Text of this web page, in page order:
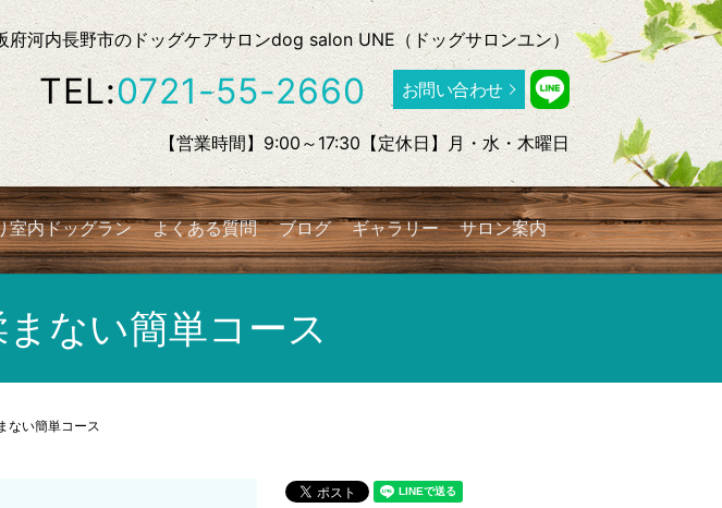
府河内長野市のドッグケアサロンdog salon UNE（ドッグサロンユン）
TEL:0721-55-2660 お問い合わせ
【営業時間】9:00～17:30【定休日】月・水・木曜日
室内ドッグラン よくある質問 ブログ ギャラリー サロン案内 search
ない簡単コース
ない簡単コース